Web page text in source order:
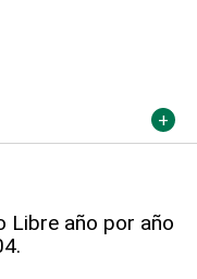
Libre año por año